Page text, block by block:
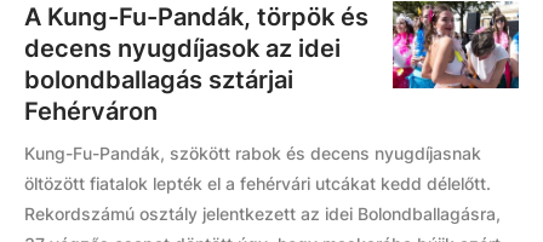
A Kung-Fu-Pandák, törpök és
decens nyugdíjasok az idei
bolondballagás sztárjai
Fehérváron
Kung-Fu-Pandák, szökött rabok és decens nyugdíjasnak
öltözött fiatalok lepték el a fehérvári utcákat kedd délelőtt.
Rekordszámú osztály jelentkezett az idei Bolondballagásra,